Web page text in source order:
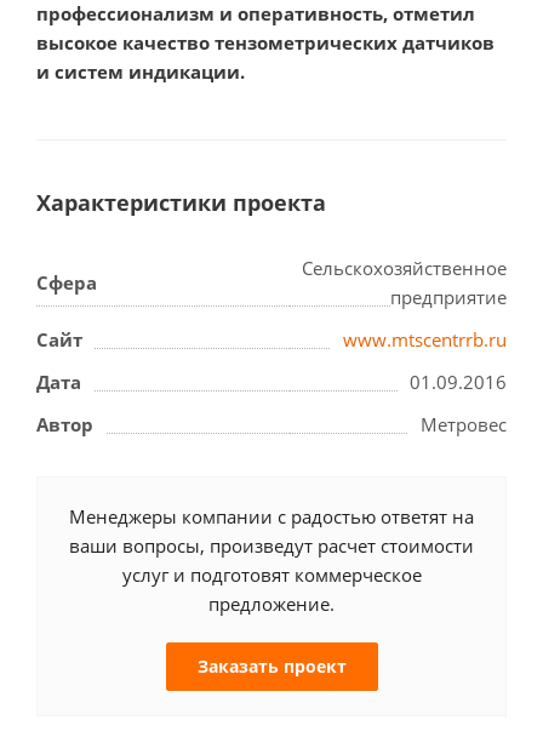
профессионализм и оперативность, отметил
высокое качество тензометрических датчиков
и систем индикации.
Характеристики проекта
Сфера
Сельскохозяйственное
предприятие
Сайт
www.mtscentrrb.ru
Дата
01.09.2016
Автор
Метровес
Менеджеры компании с радостью ответят на
ваши вопросы, произведут расчет стоимости
услуг и подготовят коммерческое
предложение.
Заказать проект